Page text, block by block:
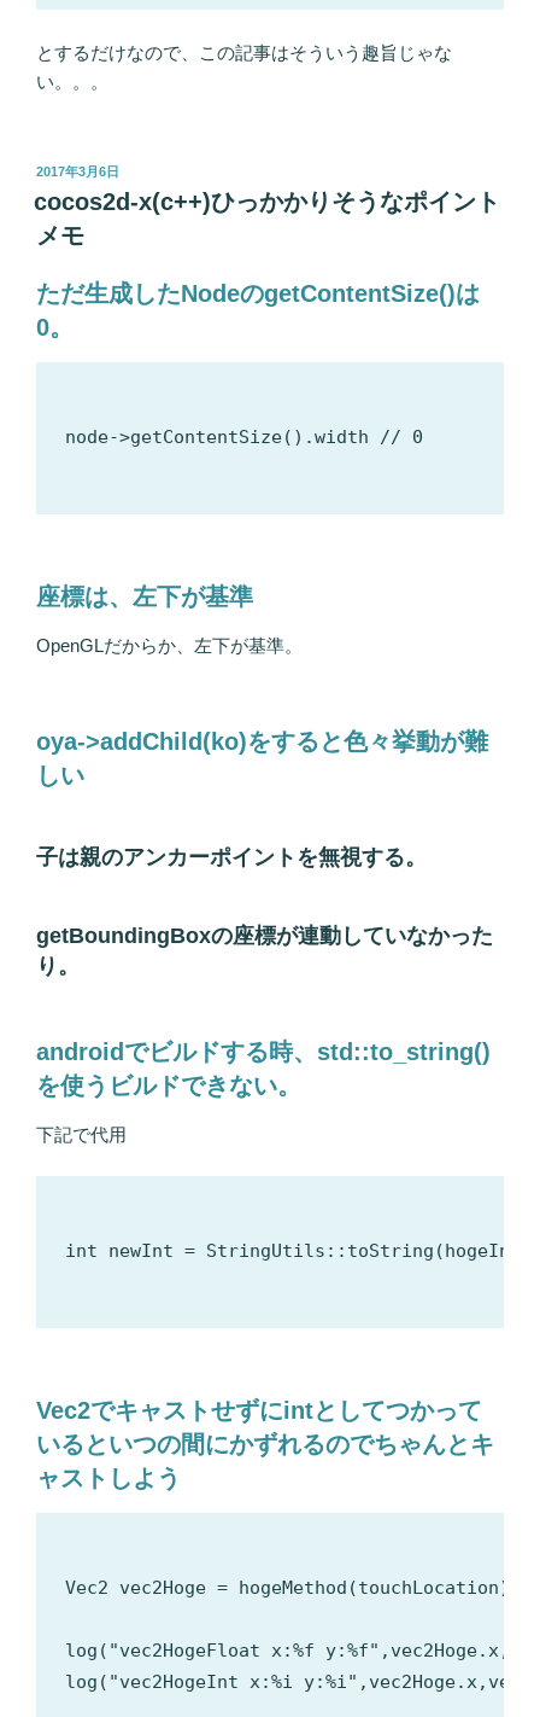
とするだけなので、この記事はそういう趣旨じゃな
い。。。
投
日:
2017年3月6日
cocos2d-x(c++)ひっかかりそうなポイント
メモ
ただ生成したNodeのgetContentSize()は
0。
node->getContentSize().width // 0
座標は、左下が基準
OpenGLだからか、左下が基準。
oya->addChild(ko)をすると色々挙動が難
しい
子は親のアンカーポイントを無視する。
getBoundingBoxの座標が連動していなかった
り。
androidでビルドする時、std::to_string()
を使うビルドできない。
下記で代用
int newInt =
Vec2でキャストせずにintとしてつかって
いるといつの間にかずれるのでちゃんとキ
ャストしよう
Vec2 vec2Hoge = hogeMethod(touchLocation);
log("vec2HogeFloat x:%f
log("vec2HogeInt x:%i